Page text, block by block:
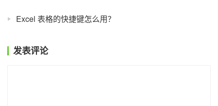
Excel 表格的快捷键怎么用？
发表评论